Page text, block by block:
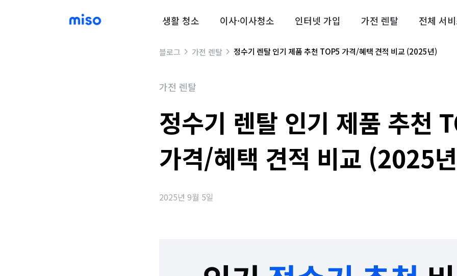
생활 청소 이사·이사청소 인터넷 가입 가전 렌탈 전체 서
블로그 가전 렌탈 정수기 렌탈 인기 제품 추천 TOP5 가격/혜택 견적 비교 (2025년)
가전 렌탈
정수기 렌탈 인기 제품 추천
가격/혜택 견적 비교 (2025
2025년 9월 5일